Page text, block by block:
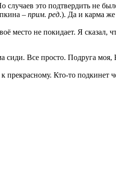
это подтвердить не
– прим. ред.). Да и карма
место не покидает. Я сказал,
сиди. Все просто. Подруга
Кто-то подкинет